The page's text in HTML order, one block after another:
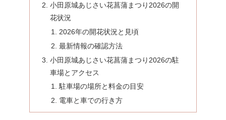
小田原城あじさい花菖蒲まつり2026の開
花状況
2026年の開花状況と見頃
最新情報の確認方法
小田原城あじさい花菖蒲まつり2026の駐
車場とアクセス
駐車場の場所と料金の目安
電車と車での行き方